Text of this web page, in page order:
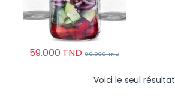
59.000TND 89.000TND
Voici le seul résultat